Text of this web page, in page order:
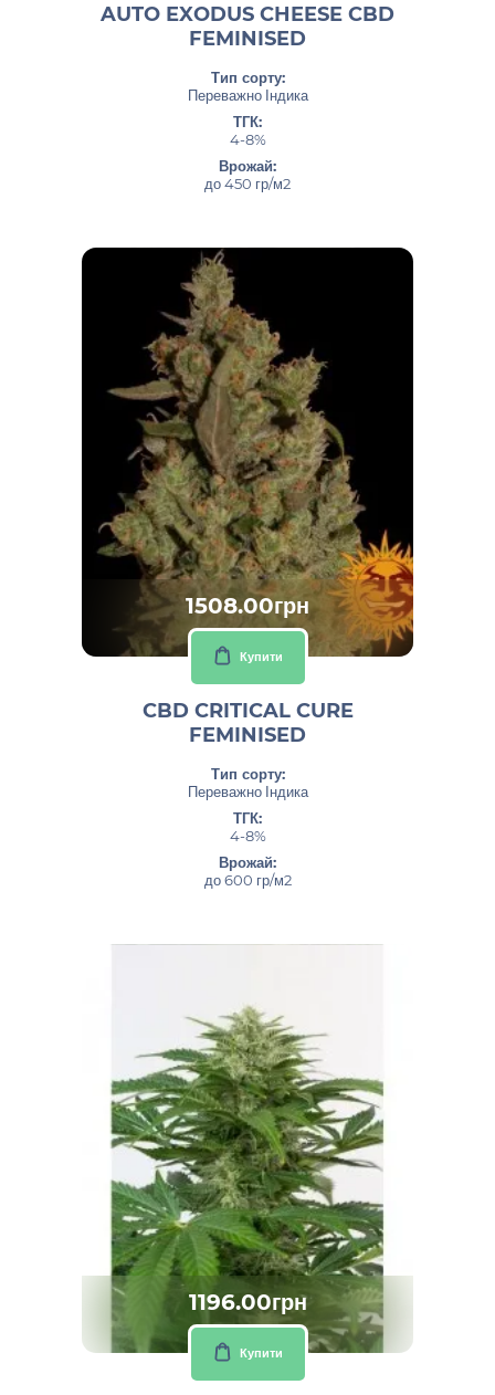
AUTO EXODUS CHEESE CBD
FEMINISED
Тип сорту:
Переважно Індика
ТГК:
4-8%
Врожай:
до 450 гр/м2
1508.00грн
Купити
CBD CRITICAL CURE
FEMINISED
Тип сорту:
Переважно Індика
ТГК:
4-8%
Врожай:
до 600 гр/м2
1196.00грн
Купити